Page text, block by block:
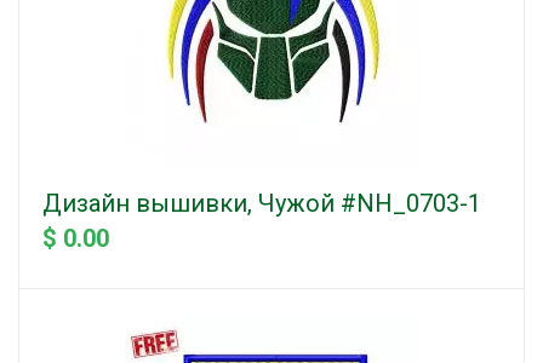
Дизайн вышивки, Чужой #NH_0703-1
$ 0.00